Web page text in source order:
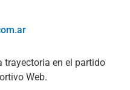
trayectoria en el partido
Web.